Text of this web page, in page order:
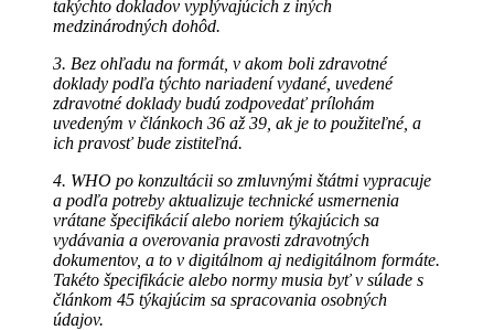
takýchto dokladov vyplývajúcich z iných
medzinárodných dohôd.
3. Bez ohľadu na formát, v akom boli zdravotné
doklady podľa týchto nariadení vydané, uvedené
zdravotné doklady budú zodpovedať prílohám
uvedeným v článkoch 36 až 39, ak je to použiteľné, a
ich pravosť bude zistiteľná.
4. WHO po konzultácii so zmluvnými štátmi vypracuje
a podľa potreby aktualizuje technické usmernenia
vrátane špecifikácií alebo noriem týkajúcich sa
vydávania a overovania pravosti zdravotných
dokumentov, a to v digitálnom aj nedigitálnom formáte.
Takéto špecifikácie alebo normy musia byť v súlade s
článkom 45 týkajúcim sa spracovania osobných
údajov.